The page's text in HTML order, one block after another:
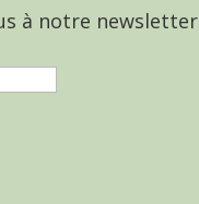
à notre newsletter